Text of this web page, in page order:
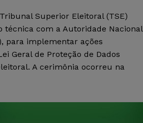
Superior Eleitoral (TSE)
técnica com a Autoridade Nacional
para implementar ações
Geral de Proteção de Dados
A cerimônia ocorreu na